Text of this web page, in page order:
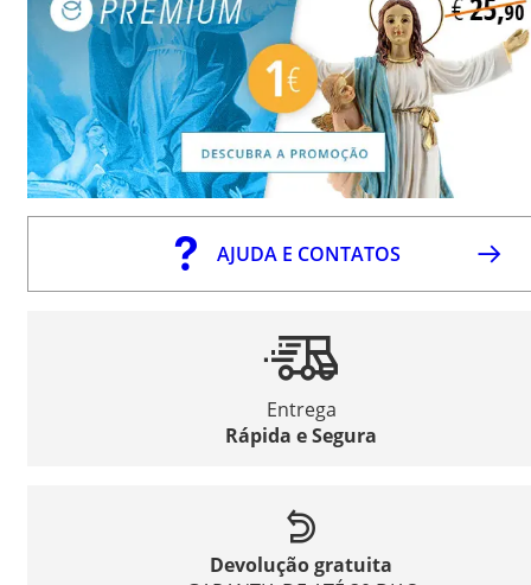
AJUDA E CONTATOS
Entrega
Rápida e Segura
Devolução gratuita